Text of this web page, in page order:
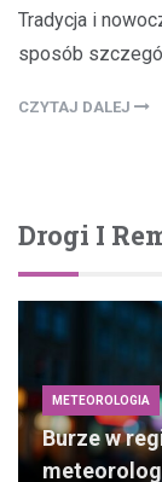
Tradycja i
sposób
CZYTAJ DALEJ
Drogi I
METEOROLOGIA
Burze w